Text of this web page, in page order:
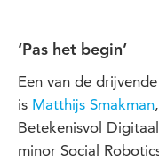
‘Pas het begin’
Een van de
is Matthijs Smakman
Betekenisvol
minor Social